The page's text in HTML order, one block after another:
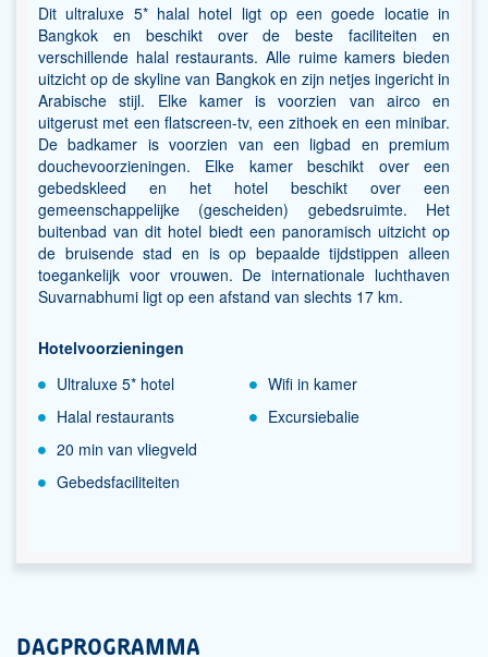
Dit ultraluxe 5* halal hotel ligt op een goede locatie in
Bangkok en beschikt over de beste faciliteiten en
verschillende halal restaurants. Alle ruime kamers bieden
uitzicht op de skyline van Bangkok en zijn netjes ingericht in
Arabische stijl. Elke kamer is voorzien van airco en
uitgerust met een flatscreen-tv, een zithoek en een minibar.
De badkamer is voorzien van een ligbad en premium
douchevoorzieningen. Elke kamer beschikt over een
gebedskleed en het hotel beschikt over een
gemeenschappelijke (gescheiden) gebedsruimte. Het
buitenbad van dit hotel biedt een panoramisch uitzicht op
de bruisende stad en is op bepaalde tijdstippen alleen
toegankelijk voor vrouwen. De internationale luchthaven
Suvarnabhumi ligt op een afstand van slechts 17 km.
Hotelvoorzieningen
Ultraluxe 5* hotel
Halal restaurants
20 min van vliegveld
Gebedsfaciliteiten
Wifi in kamer
Excursiebalie
DAGPROGRAMMA